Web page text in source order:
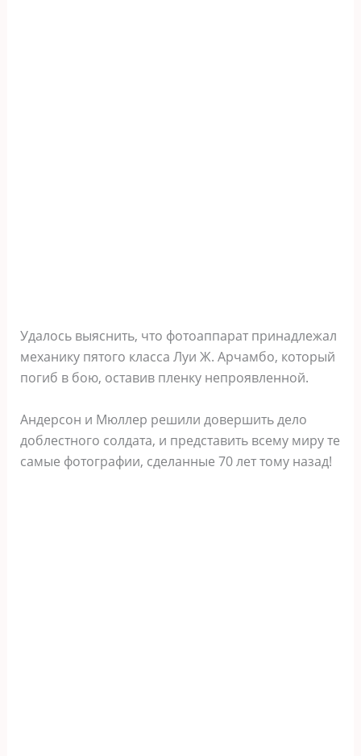
Удалось выяснить, что фотоаппарат принадлежал
механику пятого класса Луи Ж. Арчамбо, который
погиб в бою, оставив пленку непроявленной.
Андерсон и Мюллер решили довершить дело
доблестного солдата, и представить всему миру те
самые фотографии, сделанные 70 лет тому назад!